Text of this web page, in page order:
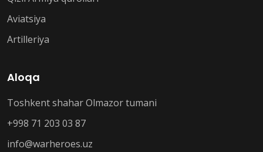
Aviatsiya
Artilleriya
Aloqa
Toshkent shahar Olmazor tumani
+998 71 203 03 87
info@warheroes.uz